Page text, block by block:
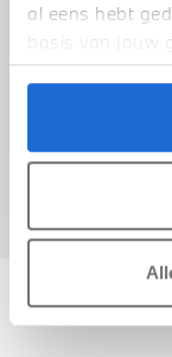
al eens hebt
basis van jouw
Voorstel
Deze zijn